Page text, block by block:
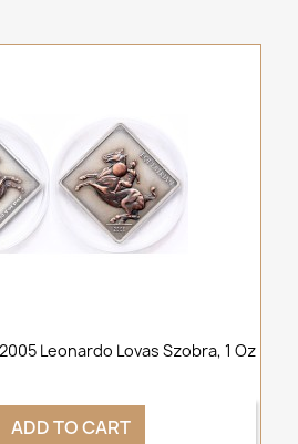
Leonardo Lovas Szobra, 1 Oz
ADD TO CART